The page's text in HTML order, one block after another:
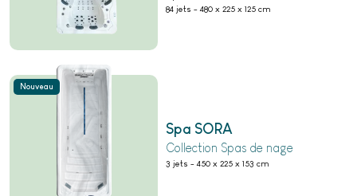
84 jets -480 x 225 x 125 cm
Nouveau
Spa SORA
Collection Spas de nage
3 jets -450 x 225 x 153 cm